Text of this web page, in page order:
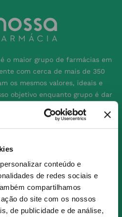
conteúdo e
de redes sociais e
compartilhamos
do site com os nossos
de publicidade e de análise,
o maior grupo de farmácias em
com cerca de mais de 350
os mesmos valores, ideais e
objetivo enquanto grupo é dar
compra para os consumidores
nossafarmacia.pt.
ofertas e novidades
Subscrever
e-mails com notícias e promoções da